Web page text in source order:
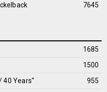
7645
1685
1500
40 Years''
955